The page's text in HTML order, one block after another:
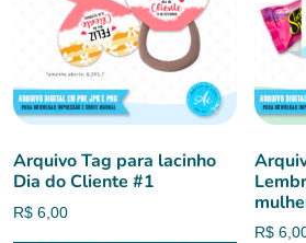
Arquivo Tag para lacinho
Dia do Cliente #1
R$ 6,00
R$